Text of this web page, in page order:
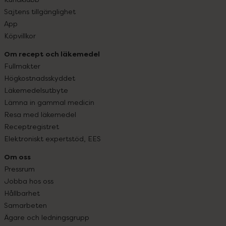
Sajtens tillgänglighet
App
Köpvillkor
Om recept och läkemedel
Fullmakter
Högkostnadsskyddet
Läkemedelsutbyte
Lämna in gammal medicin
Resa med läkemedel
Receptregistret
Elektroniskt expertstöd, EES
Om oss
Pressrum
Jobba hos oss
Hållbarhet
Samarbeten
Ägare och ledningsgrupp